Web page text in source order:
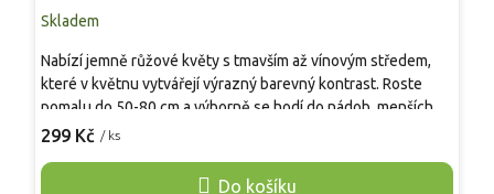
Skladem
299 Kč / ks
Do košíku
Nabízí jemně růžové květy s tmavším až vínovým středem,
které v květnu vytvářejí výrazný barevný kontrast. Roste
pomalu do 50-80 cm a výborně se hodí do nádob, menších
zahrad či jako podsadba jehličnanů. Vyžaduje kyselou,
azalky, které dlouhodobě udržují kompaktní tvar bez